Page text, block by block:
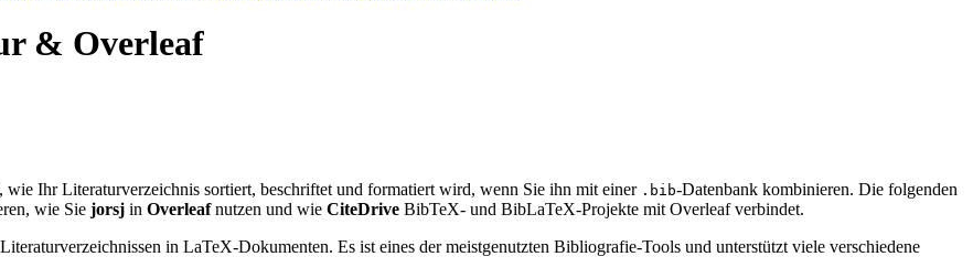
& Overleaf
wie Ihr Literaturverzeichnis sortiert, beschriftet und formatiert wird, wenn Sie ihn mit einer .bib-Datenbank kombinieren. Die folgenden
wie Sie jorsj in Overleafnutzen und wie CiteDrive BibTeX- und BibLaTeX-Projekte mit Overleaf verbindet.
in LaTeX-Dokumenten. Es ist eines der meistgenutzten Bibliografie-Tools und unterstützt viele verschiedene